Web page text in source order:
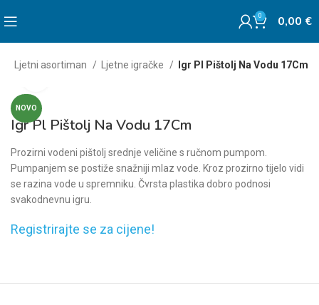
0 0,00 €
Ljetni asortiman Ljetne igračke Igr Pl Pištolj Na Vodu 17Cm
NOVO
Igr Pl Pištolj Na Vodu 17Cm
Prozirni vodeni pištolj srednje veličine s ručnom pumpom.
Pumpanjem se postiže snažniji mlaz vode. Kroz prozirno tijelo vidi
se razina vode u spremniku. Čvrsta plastika dobro podnosi
svakodnevnu igru.
Registrirajte se za cijene!